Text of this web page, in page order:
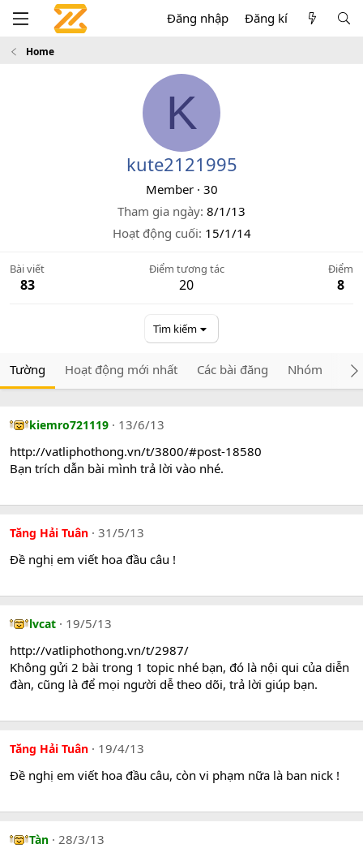
Đăng nhập Đăng kí
Home
K
kute2121995
Member · 30
Tham gia ngày 8/1/13
Hoạt động cuối 15/1/14
Bài viết
83
Điểm tương tác
20
Điểm
8
Tìm kiếm
Tường Hoạt động mới nhất Các bài đăng Nhóm
kiemro721119
13/6/13
http://vatliphothong.vn/t/3800/#post-18580
Bạn trích dẫn bài mình trả lời vào nhé.
Tăng Hải Tuân
31/5/13
Đề nghị em viết hoa đầu câu !
lvcat
19/5/13
http://vatliphothong.vn/t/2987/
Không gửi 2 bài trong 1 topic nhé bạn, đó là nội qui của diễn
đàn, cũng là để mọi người dễ theo dõi, trả lời giúp bạn.
Tăng Hải Tuân
19/4/13
Đề nghị em viết hoa đầu câu, còn vi phạm nữa là ban nick !
Tàn
28/3/13